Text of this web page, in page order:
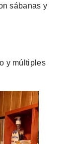
sábanas y
y múltiples